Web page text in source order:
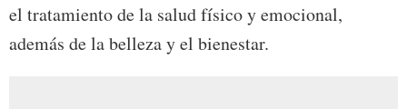
el tratamiento de la salud físico y emocional,
además de la belleza y el bienestar.